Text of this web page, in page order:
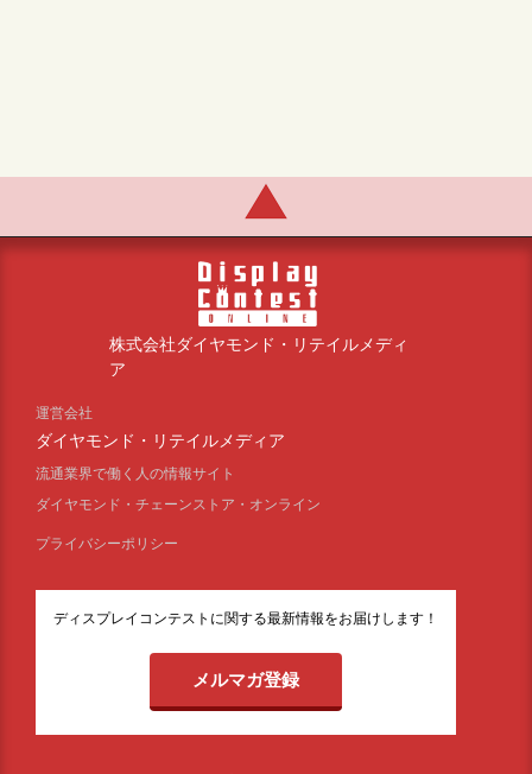
株式会社ダイヤモンド・リテイルメディ
ア
運営会社
ダイヤモンド・リテイルメディア
流通業界で働く人の情報サイト
ダイヤモンド・チェーンストア・オンライン
プライバシーポリシー
ディスプレイコンテストに関する最新情報をお届けします！
メルマガ登録